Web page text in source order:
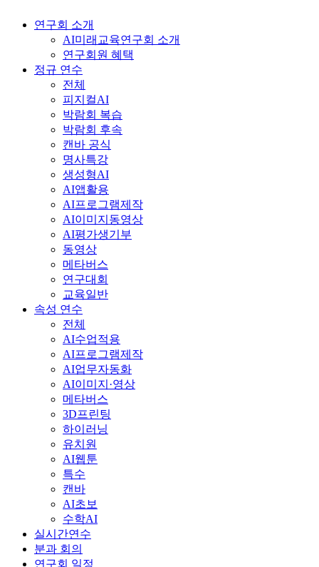
연구회 소개
AI미래교육연구회 소개
연구회원 혜택
정규 연수
전체
피지컬AI
박람회 복습
박람회 후속
캔바 공식
명사특강
생성형AI
AI앱활용
AI프로그램제작
AI이미지동영상
AI평가생기부
동영상
메타버스
연구대회
교육일반
속성 연수
전체
AI수업적용
AI프로그램제작
AI업무자동화
AI이미지·영상
메타버스
3D프린팅
하이러닝
유치원
AI웹툰
특수
캔바
AI초보
수학AI
실시간연수
분과 회의
연구회 일정